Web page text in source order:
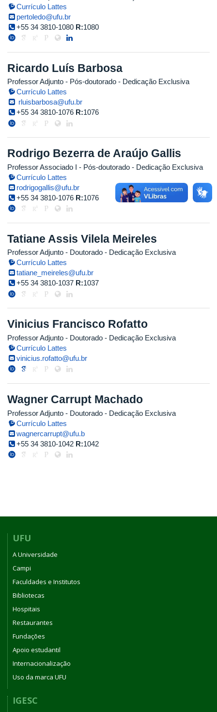
Currículo Lattes
pertoledo@ufu.br
+55 34 3810-1080 R:1080
Ricardo Luís Barbosa
Professor Adjunto - Pós-doutorado - Dedicação Exclusiva
Currículo Lattes
rluisbarbosa@ufu.br
+55 34 3810-1076 R:1076
Rodrigo Bezerra de Araújo Gallis
Professor Associado I - Pós-doutorado - Dedicação Exclusiva
Currículo Lattes
rodrigogallis@ufu.br
+55 34 3810-1076 R:1076
Tatiane Assis Vilela Meireles
Professor Adjunto - Doutorado - Dedicação Exclusiva
Currículo Lattes
tatiane_meireles@ufu.br
+55 34 3810-1037 R:1037
Vinicius Francisco Rofatto
Professor Adjunto - Doutorado - Dedicação Exclusiva
Currículo Lattes
vinicius.rofatto@ufu.br
Wagner Carrupt Machado
Professor Adjunto - Doutorado - Dedicação Exclusiva
Currículo Lattes
wagnercarrupt@ufu.b
+55 34 3810-1042 R:1042
UFU
A Universidade
Campi
Faculdades e Institutos
Bibliotecas
Hospitais
Restaurantes
Fundações
Apoio estudantil
Internacionalização
Uso da marca UFU
IGESC